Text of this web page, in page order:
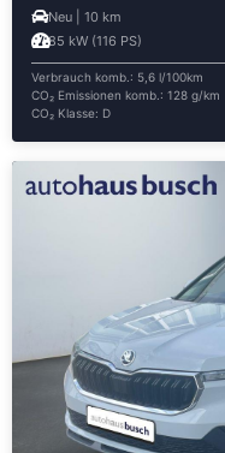
Neu | 10 km
85 kW (116 PS)
Verbrauch komb.: 5,6 l/100km
CO₂ Emissionen komb.: 128 g/km
CO₂ Klasse: D